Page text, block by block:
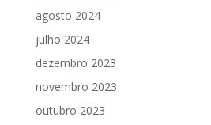
agosto 2024
julho 2024
dezembro 2023
novembro 2023
outubro 2023